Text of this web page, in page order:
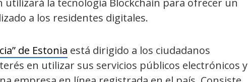
la tecnología Blockchain para ofrecer un
a los residentes digitales.
de Estonia está dirigido a los ciudadanos
en utilizar sus servicios públicos electrónicos y